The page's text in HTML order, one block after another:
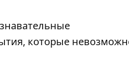
которые